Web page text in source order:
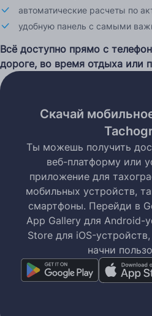
автоматические расчеты по
удобную панель с самыми
Всё доступно прямо с
дороге, во время отдыха или
Скачай
Ты можешь получить
веб-платформу или
приложение для
мобильных устройств,
смартфоны. Перейди в
App Gallery для Android-
Store для iOS-
начни